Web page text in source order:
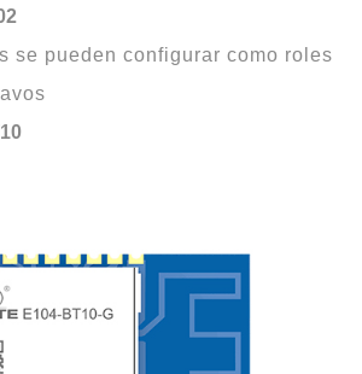
se pueden configurar como roles